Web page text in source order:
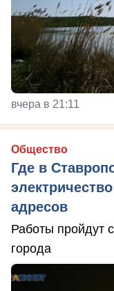
вчера в 21:11
Общество
Где в
адресов
Работы пройдут
города